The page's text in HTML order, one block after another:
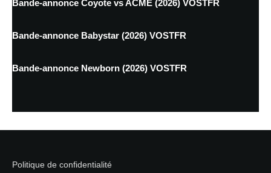
Bande-annonce Coyote vs ACME (2026) VOSTFR
Bande-annonce Babystar (2026) VOSTFR
Bande-annonce Newborn (2026) VOSTFR
Politique de confidentialité